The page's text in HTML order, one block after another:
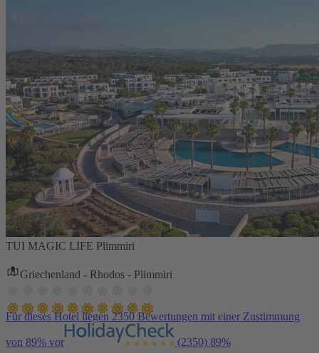
TUI MAGIC LIFE Plimmiri
Griechenland - Rhodos - Plimmiri
Für dieses Hotel liegen 2350 Bewertungen mit einer Zustimmung
von 89% vor (2350) 89%